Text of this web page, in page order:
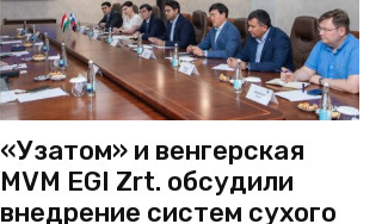
«Узатом» и венгерская
MVM EGI Zrt. обсудили
внедрение систем сухого